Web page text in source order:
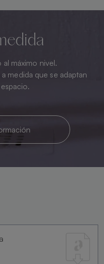
al máximo nivel.
medida que se adaptan